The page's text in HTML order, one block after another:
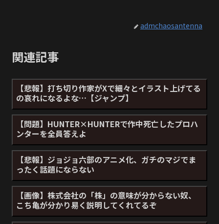
admchaosantenna
関連記事
【悲報】打ち切り作家がXで細々とイラスト上げてる
の哀れになるよな…【ジャンプ】
【問題】HUNTER×HUNTERで作中死亡したプロハ
ンターを全員答えよ
【悲報】ジョジョ六部のアニメ化、ガチのマジでま
ったく話題にならない
【画像】株式会社の「株」の意味が分からない奴、
こち亀が分かり易く説明してくれてるぞ